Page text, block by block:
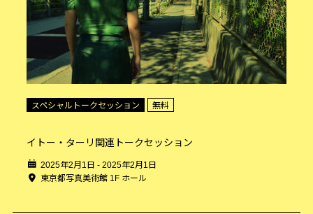
スペシャルトークセッション 無料
イトー・ターリ関連トークセッション
2025年2月1日 - 2025年2月1日
東京都写真美術館 1F ホール